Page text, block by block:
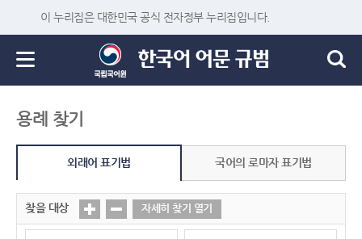
이 누리집은 대한민국 공식 전자정부 누리집입니다.
용례 찾기
외래어 표기법 국어의 로마자 표기법
찾을 대상 자세히 찾기 열기